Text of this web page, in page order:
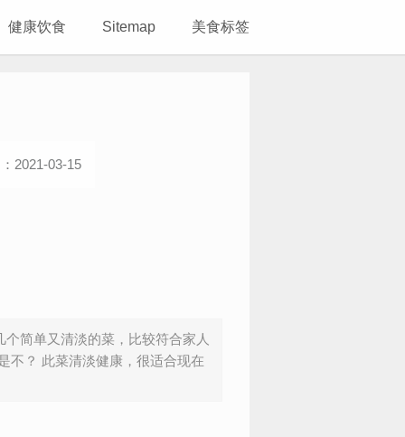
健康饮食 Sitemap 美食标签
2021-03-15
简单又清淡的菜，比较符合家人
不？ 此菜清淡健康，很适合现在